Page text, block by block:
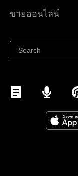
ราคา
ขายออนไลน์
ขายบนเฟสบุ๊ค